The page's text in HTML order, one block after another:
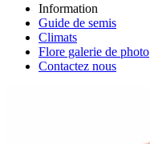
Information
Guide de semis
Climats
Flore galerie de photo
Contactez nous